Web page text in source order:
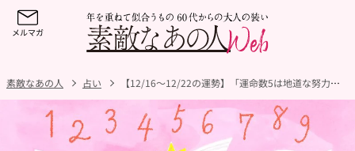
素敵なあの人 占い 【12/16～12/22の運勢】「運命数5は地道な努力が大きな成果に！」「運命数7は来春始めたいことを先取りスタートが吉！」章月綾乃先生の週間数秘術占い